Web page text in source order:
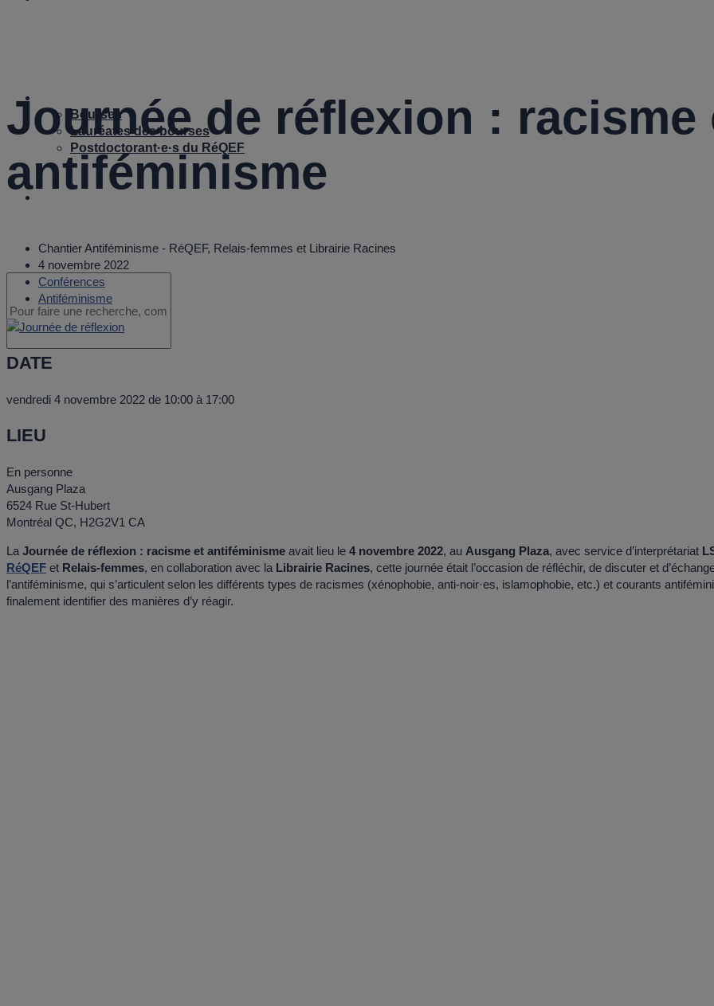
Bourses
Lauréates des bourses
Postdoctorant·e·s du RéQEF
Journée de réflexion : racisme
antiféminisme
Chantier Antiféminisme - RéQEF, Relais-femmes et Librairie Racines
4 novembre 2022
Conférences
Antiféminisme
DATE
vendredi 4 novembre 2022 de 10:00 à 17:00
LIEU
En personne
Ausgang Plaza
6524 Rue St-Hubert
Montréal QC, H2G2V1 CA
La Journée de réflexion : racisme et antiféminisme avait lieu le 4 novembre 2022, au Ausgang Plaza, avec service d’interprétariat
RéQEF et Relais-femmes, en collaboration avec la Librairie Racines, cette journée était l’occasion de réfléchir, de discuter et
l’antiféminisme, qui s’articulent selon les différents types de racismes (xénophobie, anti-noir·es, islamophobie, etc.) et courants
finalement identifier des manières d’y réagir.